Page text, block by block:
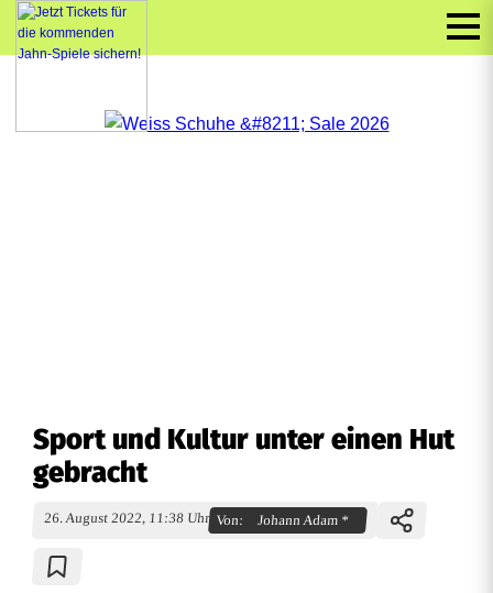
Sport und Kultur unter einen Hut
gebracht
26. August 2022, 11:38 Uhr Von: Johann Adam *